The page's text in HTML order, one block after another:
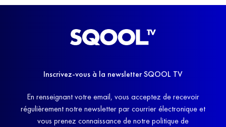
Inscrivez-vous à la newsletter SQOOL TV
En renseignant votre email, vous acceptez de recevoir
régulièrement notre newsletter par courrier électronique et
vous prenez connaissance de notre politique de